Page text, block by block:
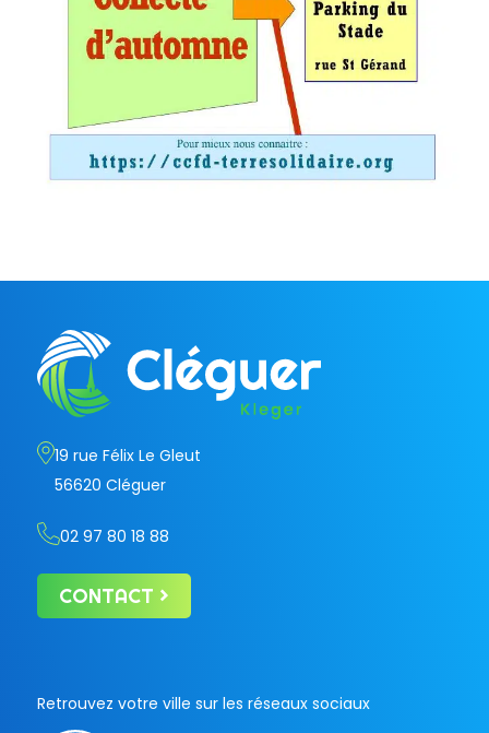
19 rue Félix Le Gleut
56620 Cléguer
02 97 80 18 88
CONTACT
Retrouvez votre ville sur les réseaux sociaux